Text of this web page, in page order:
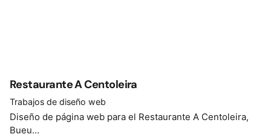
Restaurante A Centoleira
Trabajos de diseño web
Diseño de página web para el Restaurante A Centoleira,
Bueu…